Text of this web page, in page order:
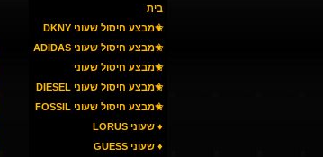
בית
✬מבצע חיסול שעוני DKNY
✬מבצע חיסול שעוני ADIDAS
✬מבצע חיסול שעוני
ARMANI
✬מבצע חיסול שעוני DIESEL
✬מבצע חיסול שעוני FOSSIL
♦ שעוני LORUS
♦ שעוני GUESS